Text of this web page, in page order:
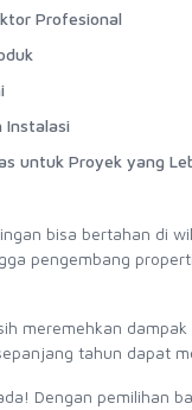
Profesional
Instalasi
untuk Proyek yang
bisa bertahan di
pengembang
meremehkan
tahun dapat
Dengan pemilihan